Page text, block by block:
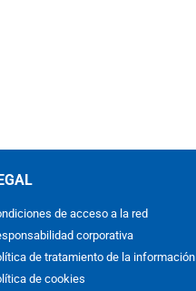
de acceso a la red
corporativa
de tratamiento de la información
de cookies